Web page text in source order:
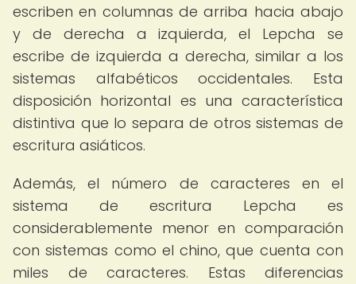
escriben en columnas de arriba hacia abajo
y de derecha a izquierda, el Lepcha se
escribe de izquierda a derecha, similar a los
sistemas alfabéticos occidentales. Esta
disposición horizontal es una característica
distintiva que lo separa de otros sistemas de
escritura asiáticos.
Además, el número de caracteres en el
sistema de escritura Lepcha es
considerablemente menor en comparación
con sistemas como el chino, que cuenta con
miles de caracteres. Estas diferencias